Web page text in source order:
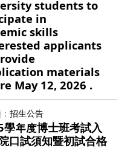
students to
in
skills
applicants
materials
May 12, 2026 .
招生公告
年度博士班考試入
口試須知暨初試合格